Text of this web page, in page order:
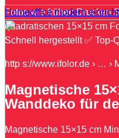
Homeoffice modern
Fotos wie früher: Drucken
quadratischen 15×15 cm
Schnell hergestellt ✅ Top-
http s://www.ifolor.de › … ›
Magnetische
Wanddeko für
Magnetische 15×15 cm